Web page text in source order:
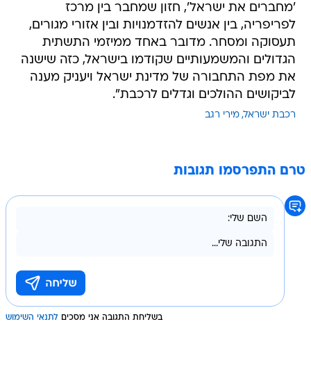
'מחברים את ישראל', חזון שמחבר בין מרכז
לפריפריה, בין אנשים להזדמנויות ובין אזורי מגורים,
תעסוקה ומסחר. מדובר באחד ממיזמי התשתית
הגדולים והמשמעותיים שקודמו בישראל, כזה שישנה
את מפת התחבורה של מדינת ישראל ויעניק מענה
לביקושים ההולכים וגדלים לרכבת".
רכבת ישראל מירי רגב
טרם התפרסמו תגובות
בשליחת התגובה אני מסכים לתנאי השימוש